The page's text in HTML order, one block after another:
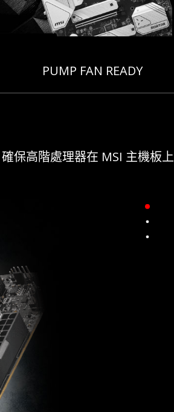
PUMP FAN READY
保高階處理器在 MSI 主機板上